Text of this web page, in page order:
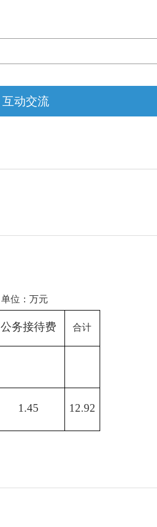
互动交流
单位：万元
公务接待费 合计
1.45 12.92